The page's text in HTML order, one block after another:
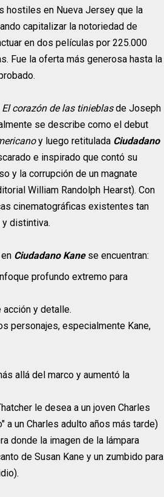
hostiles en Nueva Jersey que la
capitalizar la notoriedad de
en dos películas por 225.000
Fue la oferta más generosa hasta la
El corazón de las tinieblasde Joseph
se describe como el debut
y luego retitulada Ciudadano
e inspirado que contó su
y la corrupción de un magnate
William Randolph Hearst). Con
cinematográficas existentes tan
y distintiva.
Ciudadano Kanese encuentran:
profundo extremo para
acción y detalle.
personajes, especialmente Kane,
allá del marco y aumentó la
le desea a un joven Charles
a un Charles adulto años más tarde)
donde la imagen de la lámpara
de Susan Kane y un zumbido para